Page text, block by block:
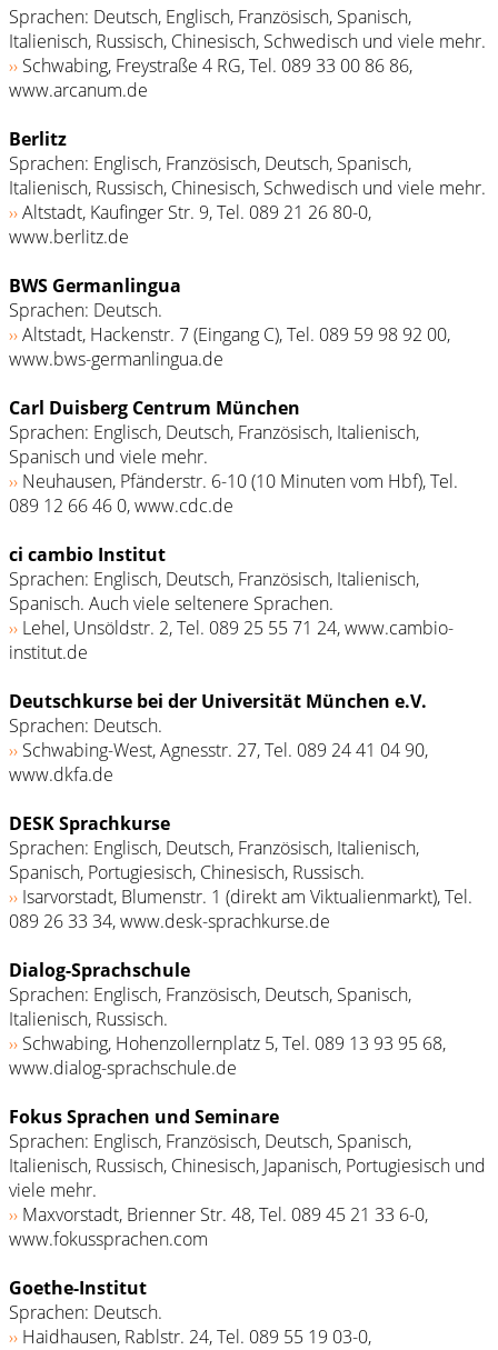
Sprachen: Deutsch, Englisch, Französisch, Spanisch,
Italienisch, Russisch, Chinesisch, Schwedisch und viele mehr.
›› Schwabing, Freystraße 4 RG, Tel. 089 33 00 86 86,
www.arcanum.de
Berlitz
Sprachen: Englisch, Französisch, Deutsch, Spanisch,
Italienisch, Russisch, Chinesisch, Schwedisch und viele mehr.
››Altstadt, Kaufinger Str. 9, Tel. 089 21 26 80-0,
www.berlitz.de
BWS Germanlingua
Sprachen: Deutsch.
››Altstadt, Hackenstr. 7 (Eingang C), Tel. 089 59 98 92 00,
www.bws-germanlingua.de
Carl Duisberg Centrum München
Sprachen: Englisch, Deutsch, Französisch, Italienisch,
Spanisch und viele mehr.
›› Neuhausen, Pfänderstr. 6-10 (10 Minuten vom Hbf), Tel.
089 12 66 46 0, www.cdc.de
ci cambio Institut
Sprachen: Englisch, Deutsch, Französisch, Italienisch,
Spanisch. Auch viele seltenere Sprachen.
›› Lehel, Unsöldstr. 2, Tel. 089 25 55 71 24, www.cambio-
institut.de
Deutschkurse bei der Universität München e.V.
Sprachen: Deutsch.
›› Schwabing-West, Agnesstr. 27, Tel. 089 24 41 04 90,
www.dkfa.de
DESK Sprachkurse
Sprachen: Englisch, Deutsch, Französisch, Italienisch,
Spanisch, Portugiesisch, Chinesisch, Russisch.
›› Isarvorstadt, Blumenstr. 1 (direkt am Viktualienmarkt), Tel.
089 26 33 34, www.desk-sprachkurse.de
Dialog-Sprachschule
Sprachen: Englisch, Französisch, Deutsch, Spanisch,
Italienisch, Russisch.
›› Schwabing, Hohenzollernplatz 5, Tel. 089 13 93 95 68,
www.dialog-sprachschule.de
Fokus Sprachen und Seminare
Sprachen: Englisch, Französisch, Deutsch, Spanisch,
Italienisch, Russisch, Chinesisch, Japanisch, Portugiesisch und
viele mehr.
›› Maxvorstadt, Brienner Str. 48, Tel. 089 45 21 33 6-0,
www.fokussprachen.com
Goethe-Institut
Sprachen: Deutsch.
›› Haidhausen, Rablstr. 24, Tel. 089 55 19 03-0,